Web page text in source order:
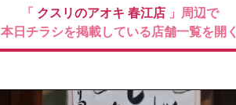
「 クスリのアオキ 春江店 」周辺で
本日チラシを掲載している店舗一覧を開く